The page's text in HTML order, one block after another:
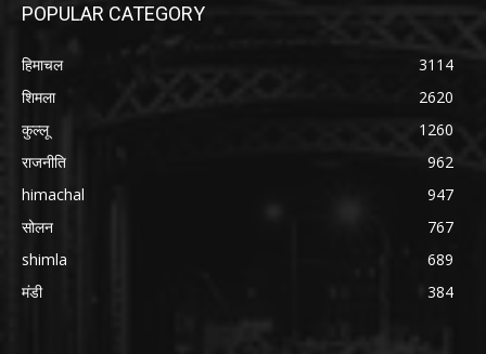
POPULAR CATEGORY
हिमाचल
3114
शिमला
2620
कुल्लू
1260
राजनीति
962
himachal
947
सोलन
767
shimla
689
मंडी
384